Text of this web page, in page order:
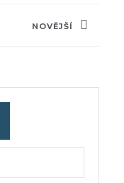
NOVĚJŠÍ